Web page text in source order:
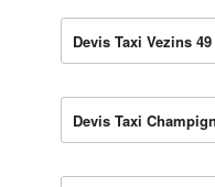
Devis Taxi Vezins 49
Devis Taxi